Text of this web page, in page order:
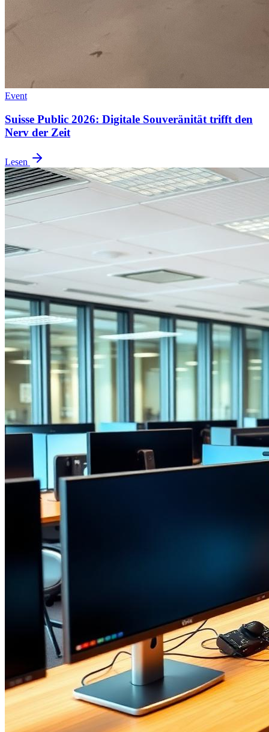
Event
Suisse Public 2026: Digitale Souveränität trifft den
Nerv der Zeit
Lesen